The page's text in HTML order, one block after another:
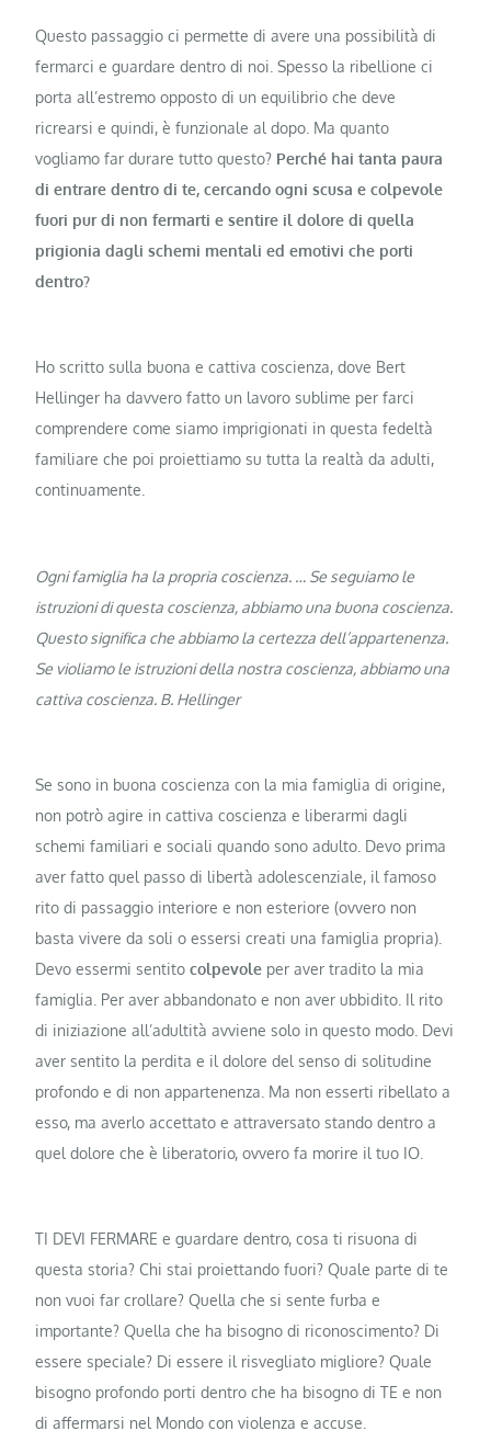
Questo passaggio ci permette di avere una possibilità di
fermarci e guardare dentro di noi. Spesso la ribellione ci
porta all’estremo opposto di un equilibrio che deve
ricrearsi e quindi, è funzionale al dopo. Ma quanto
vogliamo far durare tutto questo? Perché hai tanta paura
di entrare dentro di te, cercando ogni scusa e colpevole
fuori pur di non fermarti e sentire il dolore di quella
prigionia dagli schemi mentali ed emotivi che porti
dentro?
Ho scritto sulla buona e cattiva coscienza, dove Bert
Hellinger ha davvero fatto un lavoro sublime per farci
comprendere come siamo imprigionati in questa fedeltà
familiare che poi proiettiamo su tutta la realtà da adulti,
continuamente.
Ogni famiglia ha la propria coscienza. … Se seguiamo le
istruzioni di questa coscienza, abbiamo una buona coscienza.
Questo significa che abbiamo la certezza dell’appartenenza.
Se violiamo le istruzioni della nostra coscienza, abbiamo una
cattiva coscienza. B. Hellinger
Se sono in buona coscienza con la mia famiglia di origine,
non potrò agire in cattiva coscienza e liberarmi dagli
schemi familiari e sociali quando sono adulto. Devo prima
aver fatto quel passo di libertà adolescenziale, il famoso
rito di passaggio interiore e non esteriore (ovvero non
basta vivere da soli o essersi creati una famiglia propria).
Devo essermi sentitocolpevole per aver tradito la mia
famiglia. Per aver abbandonato e non aver ubbidito. Il rito
di iniziazione all’adultità avviene solo in questo modo. Devi
aver sentito la perdita e il dolore del senso di solitudine
profondo e di non appartenenza. Ma non esserti ribellato a
esso, ma averlo accettato e attraversato stando dentro a
quel dolore che è liberatorio, ovvero fa morire il tuo IO.
TI DEVI FERMARE e guardare dentro, cosa ti risuona di
questa storia? Chi stai proiettando fuori? Quale parte di te
non vuoi far crollare? Quella che si sente furba e
importante? Quella che ha bisogno di riconoscimento? Di
essere speciale? Di essere il risvegliato migliore? Quale
bisogno profondo porti dentro che ha bisogno di TE e non
di affermarsi nel Mondo con violenza e accuse.